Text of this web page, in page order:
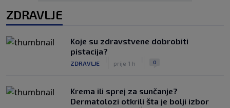
ZDRAVLJE
Koje su zdravstvene dobrobiti
pistacija?
ZDRAVLJE prije 1 h 0
Krema ili sprej za sunčanje?
Dermatolozi otkrili šta je bolji izbor